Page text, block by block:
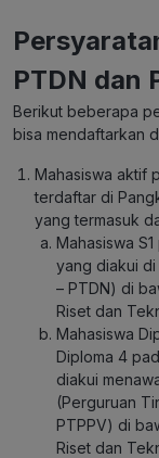
PTDN dan
Berikut beberapa
bisa mendaftarkan
Mahasiswa aktif
terdaftar di
yang termasuk
Mahasiswa
yang diakui
– PTDN) di
Riset dan
Mahasiswa
Diploma 4
diakui
(Perguruan
PTPPV) di
Riset dan